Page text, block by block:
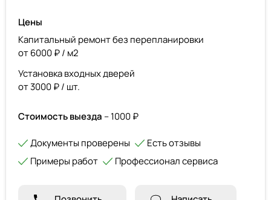
Цены
Капитальный ремонт без перепланировки
от 6000 ₽ / м2
Установка входных дверей
от 3000 ₽ / шт.
Стоимость выезда – 1000 ₽
Документы проверены
Есть отзывы
Примеры работ
Профессионал сервиса